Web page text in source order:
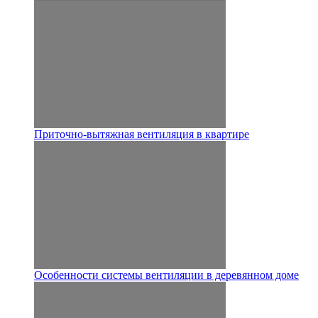
Приточно-вытяжная вентиляция в квартире
Особенности системы вентиляции в деревянном доме